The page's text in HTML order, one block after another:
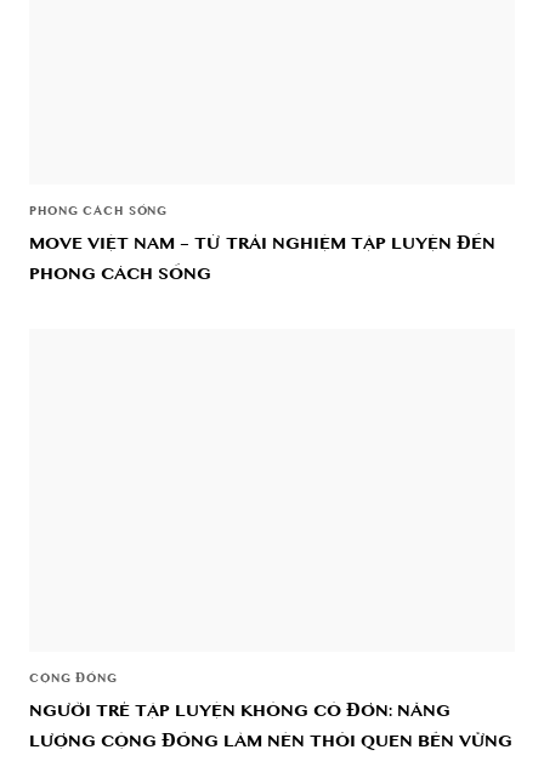
PHONG CÁCH SỐNG
MOVE VIỆT NAM – TỪ TRẢI NGHIỆM TẬP LUYỆN ĐẾN
PHONG CÁCH SỐNG
CỘNG ĐỒNG
NGƯỜI TRẺ TẬP LUYỆN KHÔNG CÔ ĐƠN: NĂNG
LƯỢNG CỘNG ĐỒNG LÀM NÊN THÓI QUEN BỀN VỮNG